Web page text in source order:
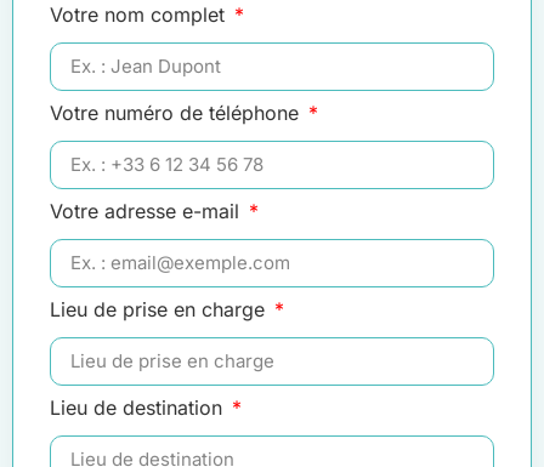
Votre nom complet
Votre numéro de téléphone
Votre adresse e-mail
Lieu de prise en charge
Lieu de destination